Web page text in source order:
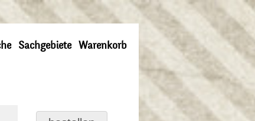
Sachgebiete Warenkorb